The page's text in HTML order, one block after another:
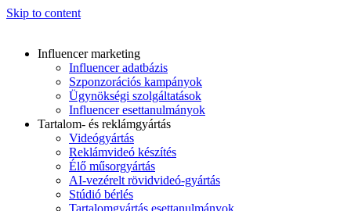
Skip to content
Influencer marketing
Influencer adatbázis
Szponzorációs kampányok
Ügynökségi szolgáltatások
Influencer esettanulmányok
Tartalom- és reklámgyártás
Videógyártás
Reklámvideó készítés
Élő műsorgyártás
AI-vezérelt rövidvideó-gyártás
Stúdió bérlés
Tartalomgyártás esettanulmányok